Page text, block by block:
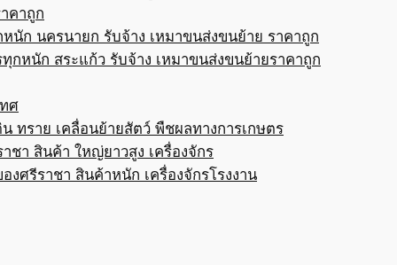
คาถูก
หนัก นครนายก รับจ้าง เหมาขนส่งขนย้าย ราคาถูก
ทุกหนัก สระแก้ว รับจ้าง เหมาขนส่งขนย้ายราคาถูก
ศ
ทราย เคลื่อนย้ายสัตว์ พืชผลทางการเกษตร
ชา สินค้า ใหญ่ยาวสูง เครื่องจักร
งศรีราชา สินค้าหนัก เครื่องจักรโรงงาน